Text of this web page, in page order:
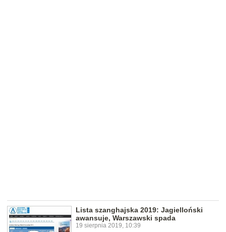
Lista szanghajska 2019: Jagielloński
awansuje, Warszawski spada
19 sierpnia 2019, 10:39